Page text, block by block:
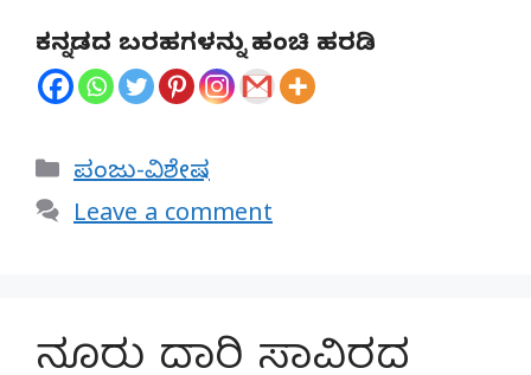
ಕನ್ನಡದ ಬರಹಗಳನ್ನು ಹಂಚಿ ಹರಡಿ
Categories
ಪಂಜು-ವಿಶೇಷ
Leave a comment
ನೂರು ದಾರಿ ಸಾವಿರದ